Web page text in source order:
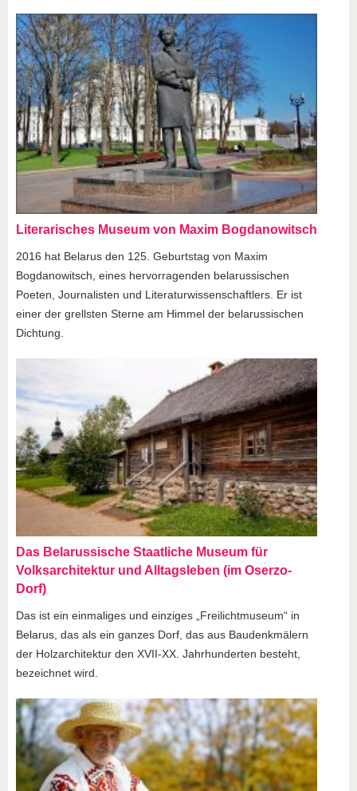
Literarisches Museum von Maxim Bogdanowitsch
2016 hat Belarus den 125. Geburtstag von Maxim
Bogdanowitsch, eines hervorragenden belarussischen
Poeten, Journalisten und Literaturwissenschaftlers. Er ist
einer der grellsten Sterne am Himmel der belarussischen
Dichtung.
Das Belarussische Staatliche Museum für
Volksarchitektur und Alltagsleben (im Oserzo-
Dorf)
Das ist ein einmaliges und einziges „Freilichtmuseum“ in
Belarus, das als ein ganzes Dorf, das aus Baudenkmälern
der Holzarchitektur den XVII-ХХ. Jahrhunderten besteht,
bezeichnet wird.